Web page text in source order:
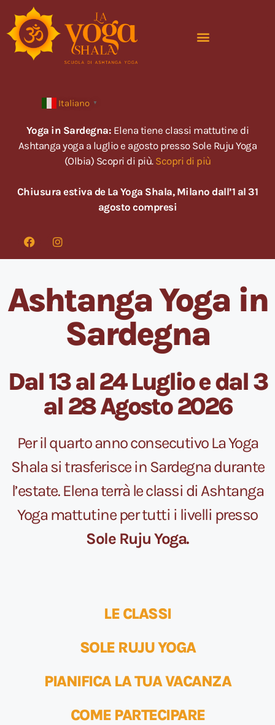
Italiano ▼
Yoga in Sardegna: Elena tiene classi mattutine di
Ashtanga yoga a luglio e agosto presso Sole Ruju Yoga
(Olbia) Scopri di più. Scopri di più
Chiusura estiva de La Yoga Shala, Milano dall’1 al 31
agosto compresi
Ashtanga Yoga in
Sardegna
Dal 13 al 24 Luglio e dal 3
al 28 Agosto 2026
Per il quarto anno consecutivo La Yoga
Shala si trasferisce in Sardegna durante
l’estate. Elena terrà le classi di Ashtanga
Yoga mattutine per tutti i livelli presso
Sole Ruju Yoga.
LE CLASSI
SOLE RUJU YOGA
PIANIFICA LA TUA VACANZA
COME PARTECIPARE